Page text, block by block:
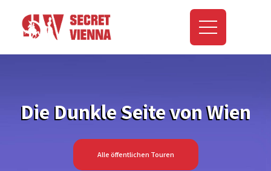
Die Dunkle Seite von Wien
Alle öffentlichen Touren